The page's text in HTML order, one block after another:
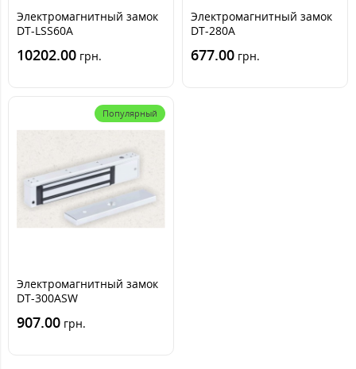
Электромагнитный замок
DT-LSS60A
10202.00 грн.
Электромагнитный замок
DT-280A
677.00 грн.
Популярный
Электромагнитный замок
DT-300ASW
907.00 грн.